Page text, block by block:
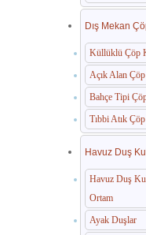
Dış Mekan
Küllüklü Çöp
Açık Alan
Bahçe Tipi
Tıbbi Atık
Havuz Duş
Havuz Duş
Ortam
Ayak Duşlar